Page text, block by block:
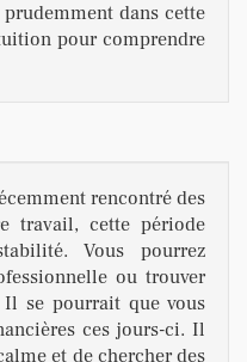
dans cette
pour comprendre
rencontré des
travail, cette période
Vous pourrez
ou trouver
se pourrait que vous
ces jours-ci. Il
et de chercher des